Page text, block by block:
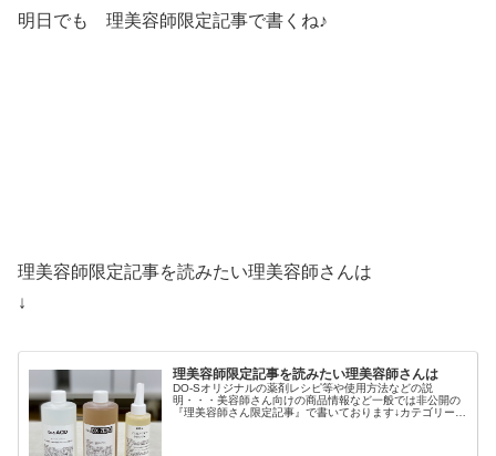
明日でも 理美容師限定記事で書くね♪
理美容師限定記事を読みたい理美容師さんは
↓
理美容師限定記事を読みたい理美容師さんは
DO-Sオリジナルの薬剤レシピ等や使用方法などの説
明・・・美容師さん向けの商品情報など一般では非公開の
『理美容師さん限定記事』で書いております↓カテゴリー